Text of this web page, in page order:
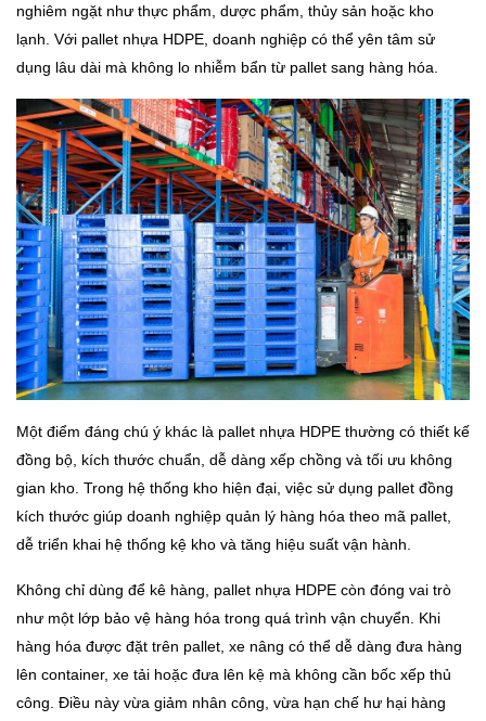
nghiêm ngặt như thực phẩm, dược phẩm, thủy sản hoặc kho
lạnh. Với pallet nhựa HDPE, doanh nghiệp có thể yên tâm sử
dụng lâu dài mà không lo nhiễm bẩn từ pallet sang hàng hóa.
Một điểm đáng chú ý khác là pallet nhựa HDPE thường có thiết kế
đồng bộ, kích thước chuẩn, dễ dàng xếp chồng và tối ưu không
gian kho. Trong hệ thống kho hiện đại, việc sử dụng pallet đồng
kích thước giúp doanh nghiệp quản lý hàng hóa theo mã pallet,
dễ triển khai hệ thống kệ kho và tăng hiệu suất vận hành.
Không chỉ dùng để kê hàng, pallet nhựa HDPE còn đóng vai trò
như một lớp bảo vệ hàng hóa trong quá trình vận chuyển. Khi
hàng hóa được đặt trên pallet, xe nâng có thể dễ dàng đưa hàng
lên container, xe tải hoặc đưa lên kệ mà không cần bốc xếp thủ
công. Điều này vừa giảm nhân công, vừa hạn chế hư hại hàng